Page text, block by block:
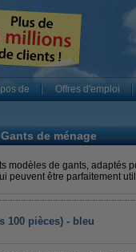
de Offres d'emploi
Gants de ménage
modèles de gants, adaptés
peuvent être parfaitement
100 pièces) - bleu